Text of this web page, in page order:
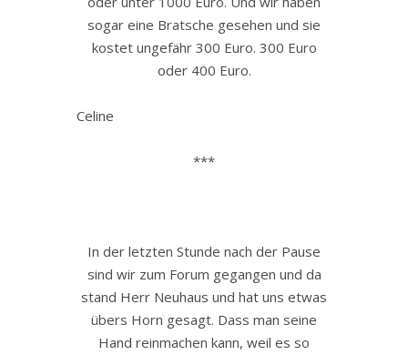
sogar eine Bratsche gesehen und sie
kostet ungefähr 300 Euro. 300 Euro
oder 400 Euro.
Celine
***
In der letzten Stunde nach der Pause
sind wir zum Forum gegangen und da
stand Herr Neuhaus und hat uns etwas
übers Horn gesagt. Dass man seine
Hand reinmachen kann, weil es so